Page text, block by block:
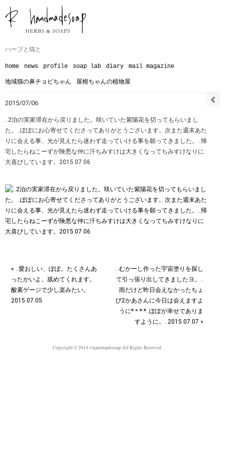
ハーブと猫と
home news profile soap lab diary mail magazine
地域猫の鼻チョビちゃん 屋根ちゃんの植物屋
2015/07/06
‥2泊の実家滞在から戻りました。咲いていた紫陽花を切ってもらいまし
た。‥ぽぽにお心寄せてくださってありがとうございます。次また週末あた
りに会える事、光が見えたら迷わず走っていける事を願ってきました。‥帰
宅したらねこーずが険悪な仲に汗ちみすけは大きくなってちみすけなりに
大喜びしています。2015.07.06
« ‥愛おしい、ぽぽ。たくさんあ
ったかいよ。舐めてくれます。
酸素ゲージで少し楽みたい。
2015.07.05
‥むかーし作った宇宙塗りを探し
て引っ張り出してきましたヨ。‥
雨だけど昨日会えなかったちょ
び2かあさんに今日は会えますよ
うに*＊* *‥ぽぽが幸せでありま
すように。‥2015.07.07 »
Copyright © 2014 r-handmadesoap All Rights Reserved.